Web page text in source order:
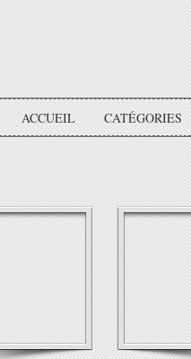
ACCUEIL CATÉGORIES